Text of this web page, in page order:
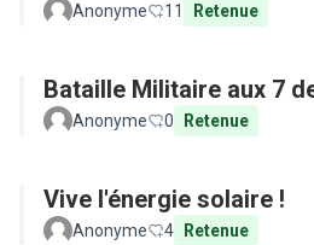
Anonyme 11 Retenue
Bataille Militaire aux 7
Anonyme 0 Retenue
Vive l'énergie solaire !
Anonyme 4 Retenue